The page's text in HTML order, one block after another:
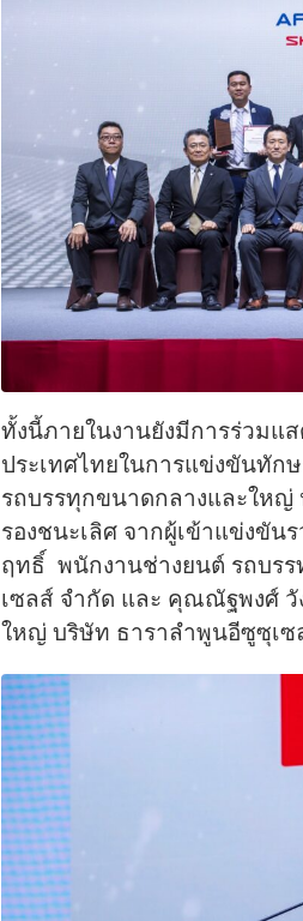
ทั้งนี้ภายในงานยังมีการร่วมแ
ประเทศไทยในการแข่งขันทัก
รถบรรทุกขนาดกลางและใหญ่
รองชนะเลิศ จากผู้เข้าแข่งขั
ฤทธิ์ พนักงานช่างยนต์ รถบร
เซลส์ จำกัด และ คุณณัฐพงศ์
ใหญ่ บริษัท ธาราลำพูนอีซูซุเซ